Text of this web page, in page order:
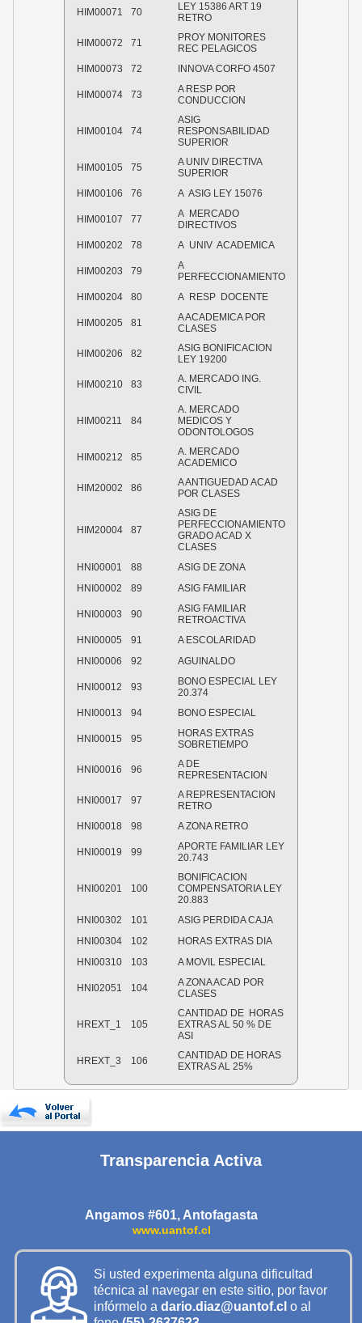
HIM00071 70
LEY 15386 ART 19
RETRO
HIM00072 71
PROY MONITORES
REC PELAGICOS
HIM00073
72 INNOVA CORFO 4507
HIM00074 73
A RESP POR
CONDUCCION
HIM00104 74
ASIG
RESPONSABILIDAD
SUPERIOR
HIM00105 75
A UNIV DIRECTIVA
SUPERIOR
HIM00106
76 A ASIG LEY 15076
HIM00107 77
A MERCADO
DIRECTIVOS
HIM00202
78 A UNIV ACADEMICA
HIM00203 79
A
PERFECCIONAMIENTO
HIM00204
80 A RESP DOCENTE
HIM00205 81
A ACADEMICA POR
CLASES
HIM00206 82
ASIG BONIFICACION
LEY 19200
HIM00210 83
A. MERCADO ING.
CIVIL
HIM00211 84
A. MERCADO
MEDICOS Y
ODONTOLOGOS
HIM00212 85
A. MERCADO
ACADEMICO
HIM20002 86
A ANTIGUEDAD ACAD
POR CLASES
HIM20004 87
ASIG DE
PERFECCIONAMIENTO
GRADO ACAD X
CLASES
HNI00001
88
ASIG DE ZONA
HNI00002
89 ASIG FAMILIAR
HNI00003 90
ASIG FAMILIAR
RETROACTIVA
HNI00005
91
A ESCOLARIDAD
HNI00006
92 AGUINALDO
HNI00012 93
BONO ESPECIAL LEY
20.374
HNI00013
94 BONO ESPECIAL
HNI00015 95
HORAS EXTRAS
SOBRETIEMPO
HNI00016 96
A DE
REPRESENTACION
HNI00017 97
A REPRESENTACION
RETRO
HNI00018
98 A ZONA RETRO
HNI00019 99
APORTE FAMILIAR LEY
20.743
HNI00201 100
BONIFICACION
COMPENSATORIA LEY
20.883
HNI00302
101
ASIG PERDIDA CAJA
HNI00304
102
HORAS EXTRAS DIA
HNI00310
103 A MOVIL ESPECIAL
HNI02051 104
A ZONA ACAD POR
CLASES
HREXT_1 105
CANTIDAD DE HORAS
EXTRAS AL 50 % DE
ASI
HREXT_3 106
CANTIDAD DE HORAS
EXTRAS AL 25%
Transparencia Activa
Angamos #601, Antofagasta
www.uantof.cl
Si usted experimenta alguna dificultad
técnica al navegar en este sitio, por favor
infórmelo a dario.diaz@uantof.cl o al